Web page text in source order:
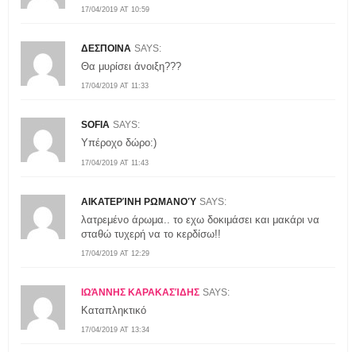
17/04/2019 AT 10:59
ΔΕΣΠΟΙΝΑ SAYS:
17/04/2019 AT 11:33
Θα μυρίσει άνοιξη???
SOFIA SAYS:
17/04/2019 AT 11:43
Υπέροχο δώρο:)
ΑΙΚΑΤΕΡΊΝΗ ΡΩΜΑΝΟΎ SAYS:
17/04/2019 AT 12:29
λατρεμένο άρωμα.. το εχω δοκιμάσει και μακάρι να
σταθώ τυχερή να το κερδίσω!!
ΙΩΆΝΝΗΣ ΚΑΡΑΚΑΣΊΔΗΣ SAYS:
17/04/2019 AT 13:34
Καταπληκτικό